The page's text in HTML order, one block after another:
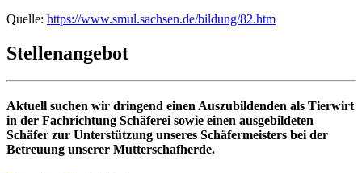
Quelle: https://www.smul.sachsen.de/bildung/82.htm
Stellenangebot
Aktuell suchen wir dringend einen Auszubildenden als Tierwirt
in der Fachrichtung Schäferei sowie einen ausgebildeten
Schäfer zur Unterstützung unseres Schäfermeisters bei der
Betreuung unserer Mutterschafherde.